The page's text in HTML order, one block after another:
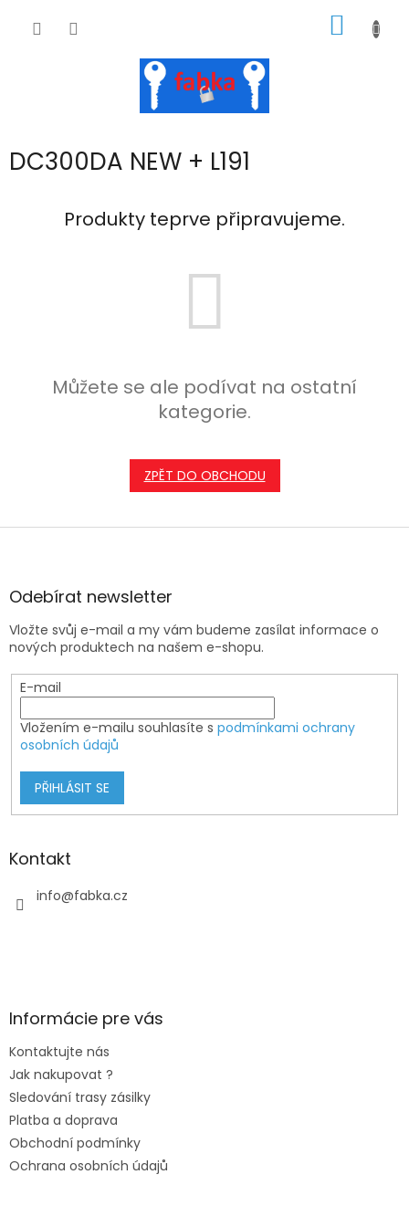
KOŠÍK
DC300DA NEW + L191
Produkty teprve připravujeme.
Můžete se ale podívat na ostatní
kategorie.
ZPĚT DO OBCHODU
Z
aOdebírat newsletter
Vložte svůj e-mail a my vám budeme zasílat informace o
nových produktech na našem e-shopu.
E-mail
Vložením e-mailu souhlasíte s podmínkami ochrany
osobních údajů
PŘIHLÁSIT SE
Kontakt
info@fabka.cz
Informácie pre vás
Kontaktujte nás
Jak nakupovat ?
Sledování trasy zásilky
Platba a doprava
Obchodní podmínky
Ochrana osobních údajů